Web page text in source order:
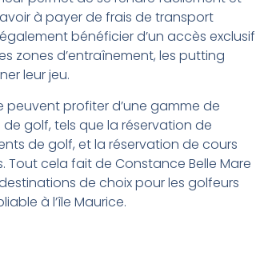
à payer de frais de transport
bénéficier d’un accès exclusif
zones d’entraînement, les putting
leur jeu.
peuvent profiter d’une gamme de
golf, tels que la réservation de
de golf, et la réservation de cours
cela fait de Constance Belle Mare
de choix pour les golfeurs
à l’île Maurice.